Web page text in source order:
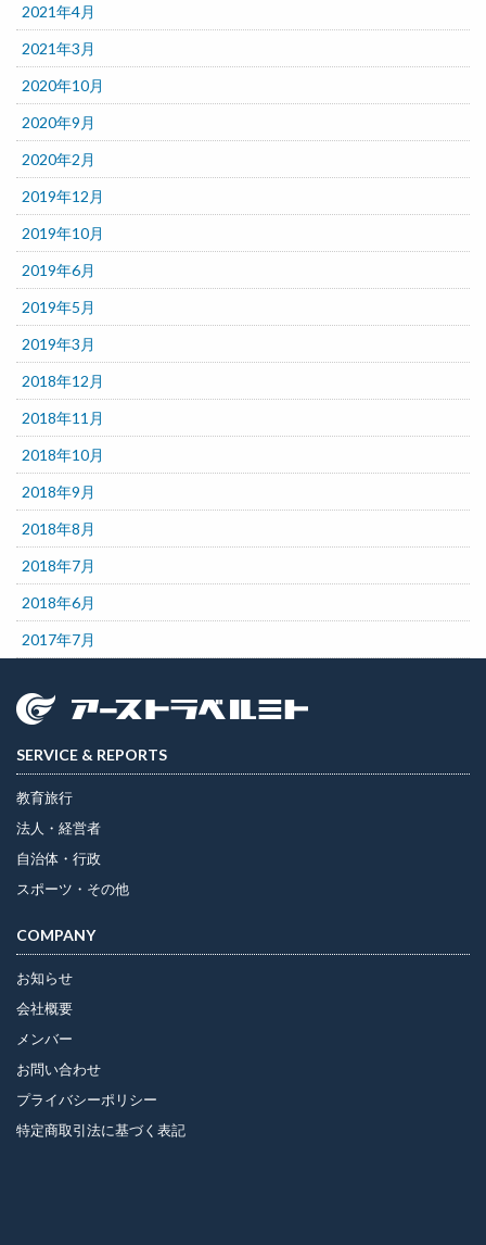
2021年4月
2021年3月
2020年10月
2020年9月
2020年2月
2019年12月
2019年10月
2019年6月
2019年5月
2019年3月
2018年12月
2018年11月
2018年10月
2018年9月
2018年8月
2018年7月
2018年6月
2017年7月
SERVICE & REPORTS
教育旅行
法人・経営者
自治体・行政
スポーツ・その他
COMPANY
お知らせ
会社概要
メンバー
お問い合わせ
プライバシーポリシー
特定商取引法に基づく表記